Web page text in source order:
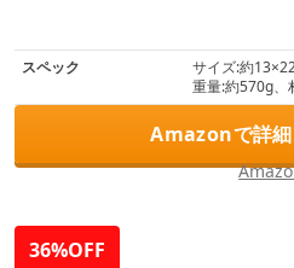
スペック
サイズ:約
重量:約570g、
Amazonで詳細
36%OFF